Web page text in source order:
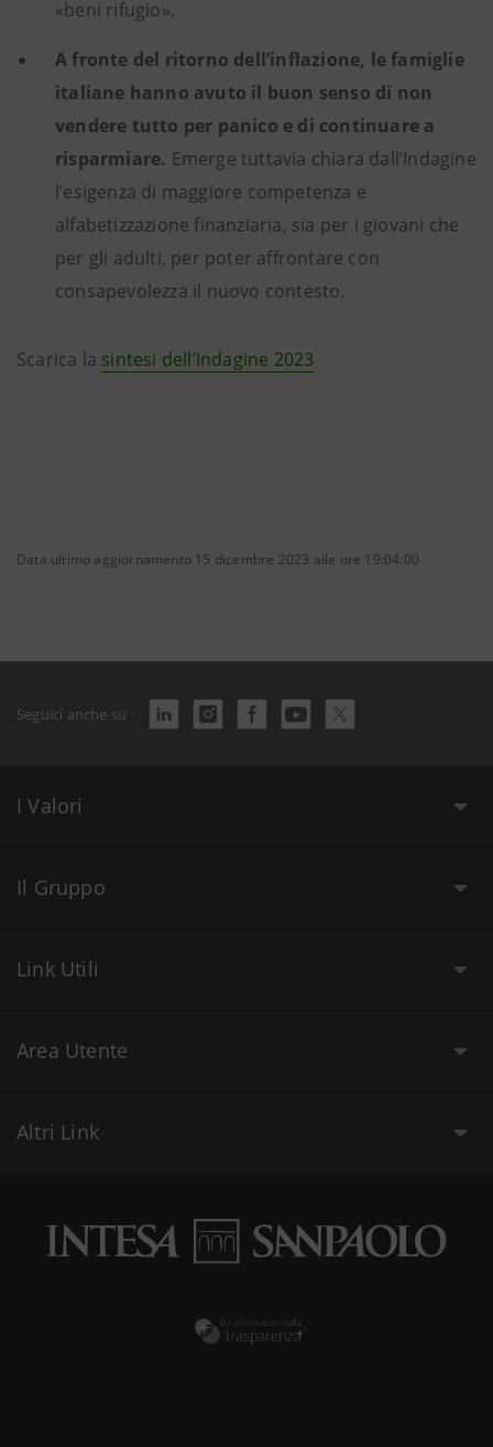
«beni rifugio».
A fronte del ritorno dell’inflazione, le famiglie
italiane hanno avuto il buon senso di non
vendere tutto per panico e di continuare a
risparmiare. Emerge tuttavia chiara dall’Indagine
l’esigenza di maggiore competenza e
alfabetizzazione finanziaria, sia per i giovani che
per gli adulti, per poter affrontare con
consapevolezza il nuovo contesto.
Scarica la sintesi dell’Indagine 2023
Data ultimo aggiornamento 15 dicembre 2023 alle ore 19:04:00
Seguici anche su
I Valori
Il Gruppo
Link Utili
Area Utente
Altri Link